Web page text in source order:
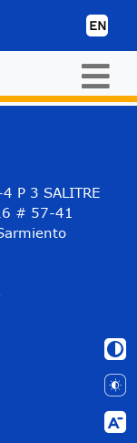
EN
P 3 SALITRE
# 57-41